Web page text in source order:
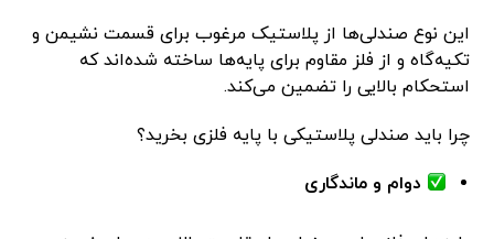
این نوع صندلی‌ها از پلاستیک مرغوب برای قسمت نشیمن و
تکیه‌گاه و از فلز مقاوم برای پایه‌ها ساخته شده‌اند که
استحکام بالایی را تضمین می‌کند.
چرا باید صندلی پلاستیکی با پایه فلزی بخرید؟
دوام و ماندگاری